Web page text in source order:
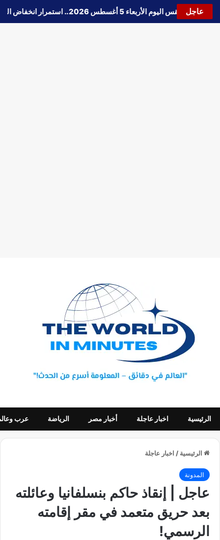
عاجل
🔵حالة الطقس اليوم الأربعاء 5 أغسطس 2026.. استمرار انخفاض الحرارة وتحذيرات من الشبورة واضطراب الملاحة
الرئيسية اخبار عاجلة أخبار مصر الرياضة عرب
الرئيسية / اخبار عاجلة
المدونة
عاجل | إنقاذ حاكم بنسلفانيا وعائلته
بعد حريق متعمد في مقر إقامته
الرسمي!